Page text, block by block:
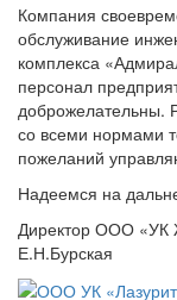
Компания
обслуживание
комплекса
персонал
доброжелательны.
со всеми нормами
пожеланий
Надеемся на
Директор ООО «УК
Е.Н.Бурская